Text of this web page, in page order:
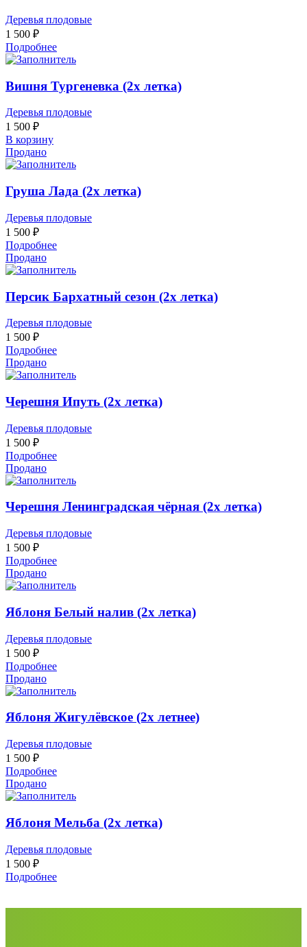
Деревья плодовые
1 500 ₽
Подробнее
Вишня Тургеневка (2х летка)
Деревья плодовые
1 500 ₽
В корзину
Продано
Груша Лада (2х летка)
Деревья плодовые
1 500 ₽
Подробнее
Продано
Персик Бархатный сезон (2х летка)
Деревья плодовые
1 500 ₽
Подробнее
Продано
Черешня Ипуть (2х летка)
Деревья плодовые
1 500 ₽
Подробнее
Продано
Черешня Ленинградская чёрная (2х летка)
Деревья плодовые
1 500 ₽
Подробнее
Продано
Яблоня Белый налив (2х летка)
Деревья плодовые
1 500 ₽
Подробнее
Продано
Яблоня Жигулёвское (2х летнее)
Деревья плодовые
1 500 ₽
Подробнее
Продано
Яблоня Мельба (2х летка)
Деревья плодовые
1 500 ₽
Подробнее